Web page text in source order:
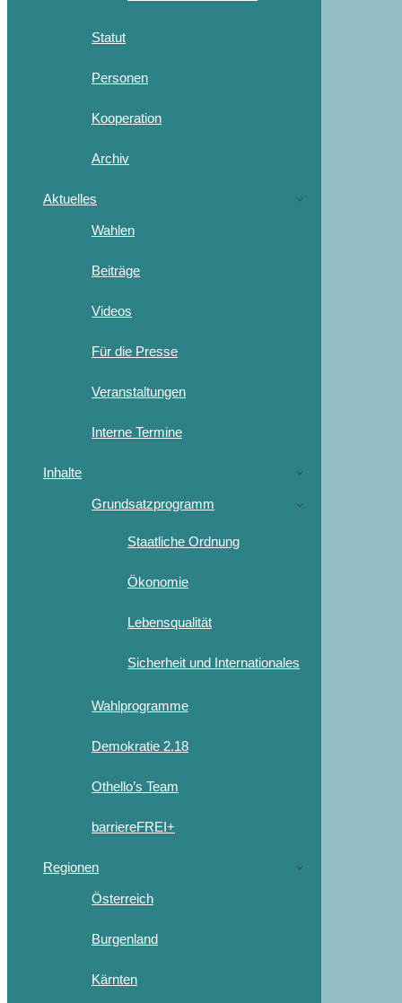
Statut
Personen
Kooperation
Archiv
Aktuelles
Wahlen
Beiträge
Videos
Für die Presse
Veranstaltungen
Interne Termine
Inhalte
Grundsatzprogramm
Staatliche Ordnung
Ökonomie
Lebensqualität
Sicherheit und Internationales
Wahlprogramme
Demokratie 2.18
Othello’s Team
barriereFREI+
Regionen
Österreich
Burgenland
Kärnten